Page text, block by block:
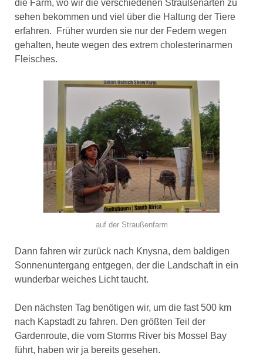
die Farm, wo wir die verschiedenen Straußenarten zu
sehen bekommen und viel über die Haltung der Tiere
erfahren. Früher wurden sie nur der Federn wegen
gehalten, heute wegen des extrem cholesterinarmen
Fleisches.
auf der Straußenfarm
Dann fahren wir zurück nach Knysna, dem baldigen
Sonnenuntergang entgegen, der die Landschaft in ein
wunderbar weiches Licht taucht.
Den nächsten Tag benötigen wir, um die fast 500 km
nach Kapstadt zu fahren. Den größten Teil der
Gardenroute, die vom Storms River bis Mossel Bay
führt, haben wir ja bereits gesehen.